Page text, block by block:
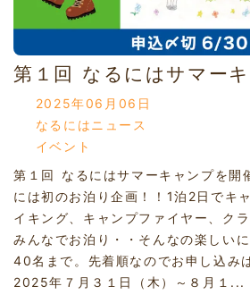
第１回 なるにはサマーキ
2025年06月06日
なるにはニュース
イベント
第１回 なるにはサマーキャンプを開
には初のお泊り企画！！1泊2日でキ
イキング、キャンプファイヤー、ク
みんなでお泊り・・そんなの楽しい
40名まで。先着順なのでお申し込み
2025年７月３１日（木）～８月１...